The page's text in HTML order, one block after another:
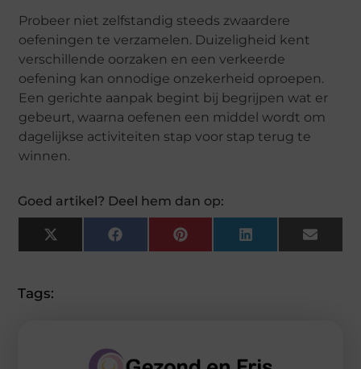
Probeer niet zelfstandig steeds zwaardere
oefeningen te verzamelen. Duizeligheid kent
verschillende oorzaken en een verkeerde
oefening kan onnodige onzekerheid oproepen.
Een gerichte aanpak begint bij begrijpen wat er
gebeurt, waarna oefenen een middel wordt om
dagelijkse activiteiten stap voor stap terug te
winnen.
Goed artikel? Deel hem dan op:
X
(Twitter)
FacebookPinterestLinkedInEmail
Tags: